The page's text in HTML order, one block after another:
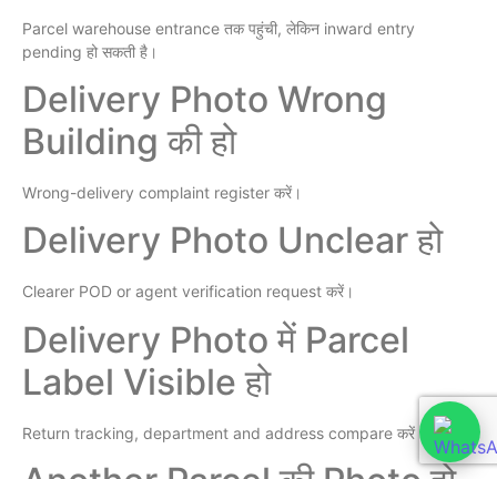
Parcel warehouse entrance तक पहुंची, लेकिन inward entry
pending हो सकती है।
Delivery Photo Wrong
Building की हो
Wrong-delivery complaint register करें।
Delivery Photo Unclear हो
Clearer POD or agent verification request करें।
Delivery Photo में Parcel
Label Visible हो
Return tracking, department and address compare करें।